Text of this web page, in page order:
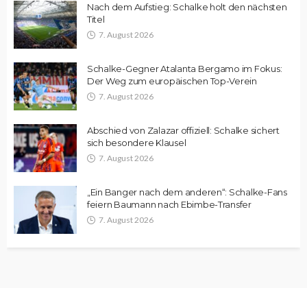
Nach dem Aufstieg: Schalke holt den nächsten
Titel
7. August 2026
Schalke-Gegner Atalanta Bergamo im Fokus:
Der Weg zum europäischen Top-Verein
7. August 2026
Abschied von Zalazar offiziell: Schalke sichert
sich besondere Klausel
7. August 2026
„Ein Banger nach dem anderen“: Schalke-Fans
feiern Baumann nach Ebimbe-Transfer
7. August 2026